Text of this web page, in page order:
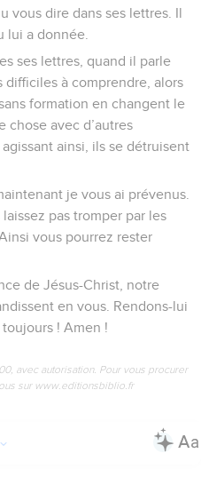
vous dire dans ses lettres. Il
lui a donnée.
ses lettres, quand il parle
difficiles à comprendre, alors
formation en changent le
chose avec d’autres
ainsi, ils se détruisent
je vous ai prévenus.
pas tromper par les
vous pourrez rester
de Jésus-Christ, notre
en vous. Rendons-lui
! Amen !
avec autorisation. Pour vous procurer
sur www.editionsbiblio.fr